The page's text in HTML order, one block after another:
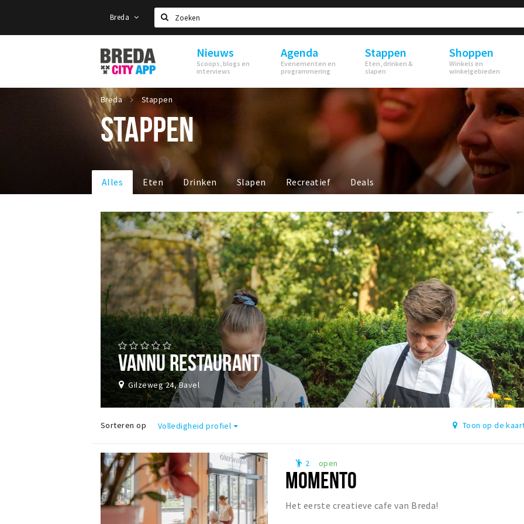
Breda
Zoeken
Stappen
&
Shoppen
Breda
Nieuws
Scoops, blogs en
interviews
Agenda
Evenementen en
programmering
Stappen
Eten, drinken &
slapen
Shoppen
Winkels en
winkelgebieden
Breda Stappen
STAPPEN
Alles Eten Drinken Slapen Recreatief Deals
VANNU RESTAURANT
Gilzeweg 24, Bavel
Sorteren op Volledigheid profiel Toon op de
emoji_people 2 open
MOMENTO
Het eerste creatieve cafe van Breda!